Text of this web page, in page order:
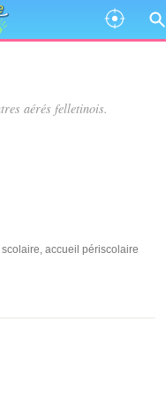
aérés felletinois.
, accueil périscolaire